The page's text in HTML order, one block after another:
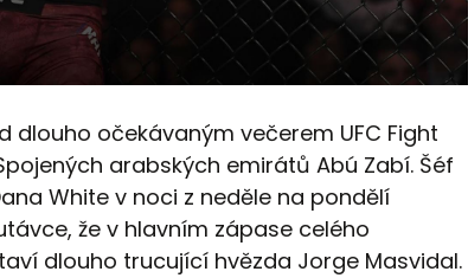
očekávaným večerem UFC Fight
arabských emirátů Abú Zabí. Šéf
White v noci z neděle na pondělí
že v hlavním zápase celého
dlouho trucující hvězda Jorge Masvidal.